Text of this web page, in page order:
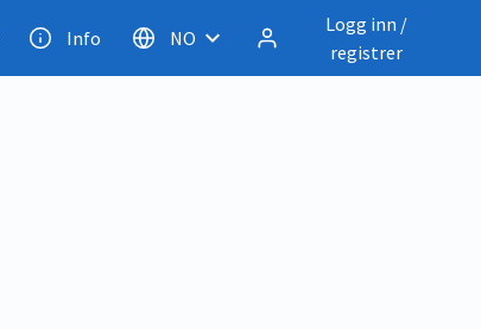
Info NO
Logg inn /
registrer